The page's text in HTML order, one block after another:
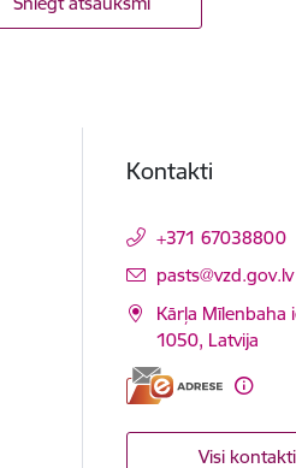
Kontakti
+371 67038800
E-pasts:
pasts@vzd.gov.lv
Kārļa Mīlenbaha
1050, Latvija
Visi kontakti